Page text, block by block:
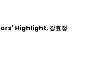
Highlight, 강효정